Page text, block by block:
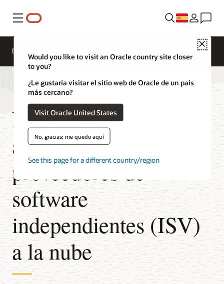
Menú
Close
Would you like to visit an Oracle country site closer
to you?
¿Le gustaría visitar el sitio web de Oracle de un país
más cercano?
Visit Oracle United States
No, gracias; me quedo aquí
See this page for a different country/region
Descripción general
Migración de
aplicaciones de
proveedores de
software
independientes (ISV)
a la nube